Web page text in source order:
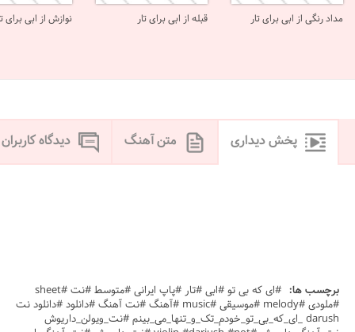
مداد رنگی از ابی برای تار قبله از ابی برای تار نوازش از ابی برای
پخش دیداری متن آهنگ دیدگاه کاربران
برچسب ها:
#ای که بی تو #ابی #تار #پاپ ایرانی #متوسط #نت #sheet
#ملودی #melody #موسیقی #music #آهنگ #نت آهنگ #دانلود #دانلود نت
darush _ای_که_بی_تو_خودم_تک_و_تنها_می_بینم #نت_ویولن_داریوش